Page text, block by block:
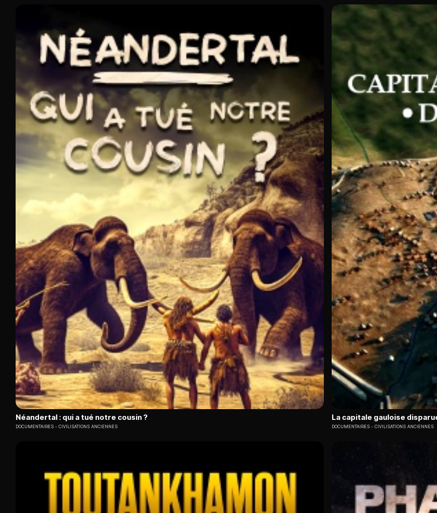
Néandertal : qui a tué notre cousin ?
DOCUMENTAIRES CIVILISATIONS ANCIENNES
La capitale gauloise
DOCUMENTAIRES CIVILISATIONS ANCIENNES